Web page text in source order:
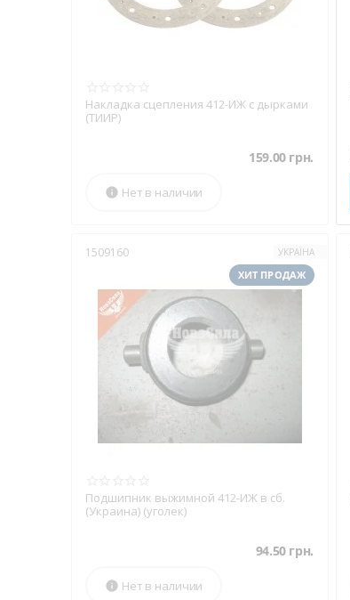
Накладка сцепления 412-ИЖ с дырками
(ТИИР)
159.00 грн.
Нет в наличии

1509160
УКРАЇНА
ХИТ ПРОДАЖ
Подшипник выжимной 412-ИЖ в сб.
(Украина) (уголек)
94.50 грн.
Нет в наличии
